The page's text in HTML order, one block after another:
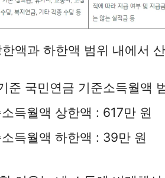
액과 하한액 범위 내에서
준 국민연금 기준소득월액
득월액 상한액 : 617만 원
득월액 하한액 : 39만 원